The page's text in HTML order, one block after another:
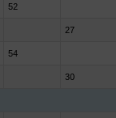
52
27
54
30